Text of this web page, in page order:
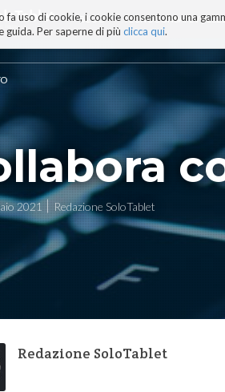
fa uso di cookie, i cookie consentono una
guida. Per saperne di più clicca qui.
BLOG
2021 Redazione SoloTablet
Redazione SoloTablet